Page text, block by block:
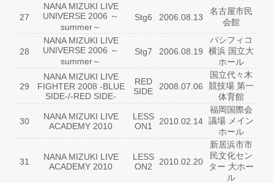
27
NANA MIZUKI LIVE
UNIVERSE 2006 ～
summer～
Stg6 2006.08.13
名古屋市民
会館
28
NANA MIZUKI LIVE
UNIVERSE 2006 ～
summer～
Stg7 2006.08.19
パシフィコ
横浜 国立大
ホール
29
NANA MIZUKI LIVE
FIGHTER 2008 -BLUE
SIDE-/-RED SIDE-
RED
SIDE
2008.07.06
国立代々木
競技場 第一
体育館
30
NANA MIZUKI LIVE
ACADEMY 2010
LESS
ON1
2010.02.14
福岡国際会
議場 メイン
ホール
31
NANA MIZUKI LIVE
ACADEMY 2010
LESS
ON2
2010.02.20
新居浜市市
民文化セン
ター 大ホー
ル